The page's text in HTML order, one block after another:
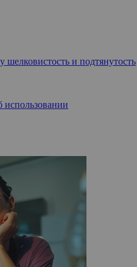
шелковистость и подтянутость
использовании